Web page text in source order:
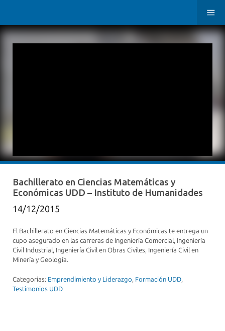
Bachillerato en Ciencias Matemáticas y
Económicas UDD – Instituto de Humanidades
14/12/2015
El Bachillerato en Ciencias Matemáticas y Económicas te entrega un
cupo asegurado en las carreras de Ingeniería Comercial, Ingeniería
Civil Industrial, Ingeniería Civil en Obras Civiles, Ingeniería Civil en
Minería y Geología.
Categorias: Emprendimiento y Liderazgo, Formación UDD,
Testimonios UDD